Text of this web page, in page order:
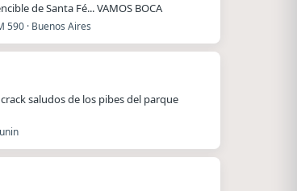
de Santa Fé... VAMOS BOCA
590 · Buenos Aires
saludos de los pibes del parque